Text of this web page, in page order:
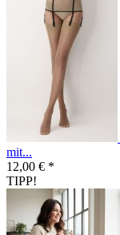
mit...
12,00 € *
TIPP!